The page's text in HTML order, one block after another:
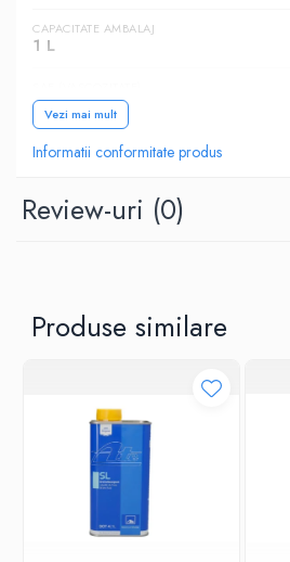
CAPACITATE AMBALAJ
1 L
5W-30
CATEGORIA
Autoturisme
NORME, SPECIFICATII
ACEA C3, RENAULT RN17
Vezi mai mult
Informatii conformitate produs
Review-uri (0)
Produse similare